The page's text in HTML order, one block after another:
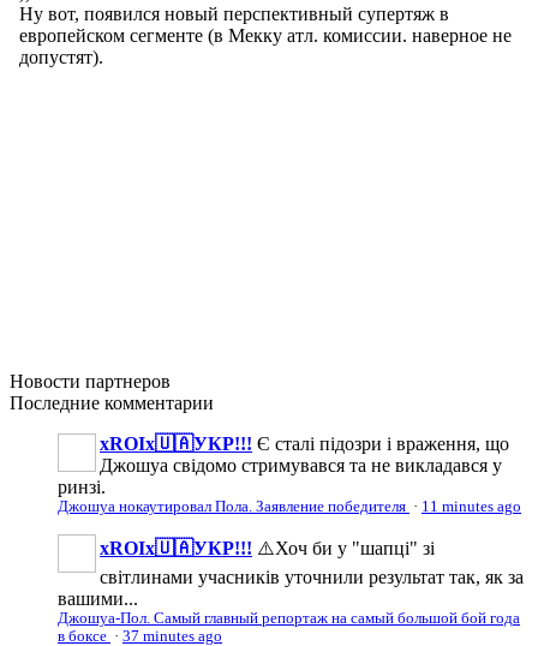
Новости партнеров
Последние комментарии
xROIx🇺🇦УКР!!! Є сталі підозри і враження, що
Джошуа свідомо стримувався та не викладався у
ринзі.
Джошуа нокаутировал Пола. Заявление победителя · 11 minutes ago
xROIx🇺🇦УКР!!! ⚠️Хоч би у "шапці" зі
світлинами учасників уточнили результат так, як за
вашими...
Джошуа-Пол. Самый главный репортаж на самый большой бой года
в боксе · 37 minutes ago